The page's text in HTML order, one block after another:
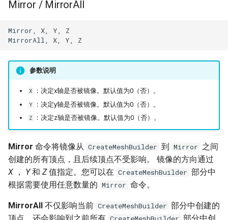
Mirror / MirrorAll
Mirror, X, Y, Z
参数说明
X ：决定x轴是否被镜像。默认值为0（否）。
Y ：决定y轴是否被镜像。默认值为0（否）。
Z ：决定z轴是否被镜像。默认值为0（否）。
Mirror 命令将镜像从 CreateMeshBuilder 到 Mirror 之间
创建的所有顶点，且后续顶点不受影响。 镜像的方向通过
X ， Y和 Z值指定。您可以在 CreateMeshBuilder 部分中
根据需要使用任意数量的 Mirror 命令。
MirrorAll 不仅影响当前 CreateMeshBuilder 部分中创建的